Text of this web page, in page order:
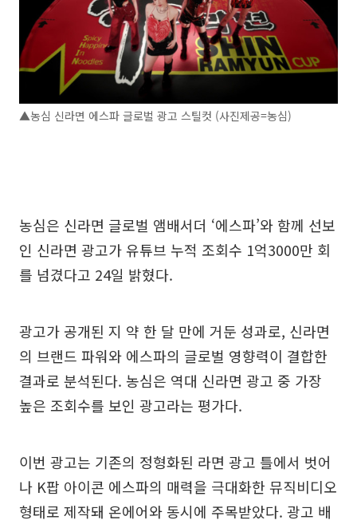
▲농심 신라면 에스파 글로벌 광고 스틸컷 (사진제공=농심)
농심은 신라면 글로벌 앰배서더 ‘에스파’와 함께 선보
인 신라면 광고가 유튜브 누적 조회수 1억3000만 회
를 넘겼다고 24일 밝혔다.
광고가 공개된 지 약 한 달 만에 거둔 성과로, 신라면
의 브랜드 파워와 에스파의 글로벌 영향력이 결합한
결과로 분석된다. 농심은 역대 신라면 광고 중 가장
높은 조회수를 보인 광고라는 평가다.
이번 광고는 기존의 정형화된 라면 광고 틀에서 벗어
나 K팝 아이콘 에스파의 매력을 극대화한 뮤직비디오
형태로 제작돼 온에어와 동시에 주목받았다. 광고 배